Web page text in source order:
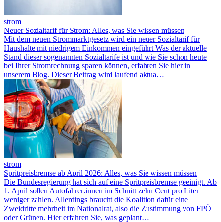
strom
Neuer Sozialtarif für Strom: Alles, was Sie wissen müssen
Mit dem neuen Strommarktgesetz wird ein neuer Sozialtarif für
Haushalte mit niedrigem Einkommen eingeführt Was der aktuelle
Stand dieser sogenannten Sozialtarife ist und wie Sie schon heute
bei Ihrer Stromrechnung sparen können, erfahren Sie hier in
unserem Blog. Dieser Beitrag wird laufend aktua…
strom
Spritpreisbremse ab April 2026: Alles, was Sie wissen müssen
Die Bundesregierung hat sich auf eine Spritpreisbremse geeinigt. Ab
1. April sollen Autofahrer:innen im Schnitt zehn Cent pro Liter
weniger zahlen. Allerdings braucht die Koalition dafür eine
Zweidrittelmehrheit im Nationalrat, also die Zustimmung von FPÖ
oder Grünen. Hier erfahren Sie, was geplant…